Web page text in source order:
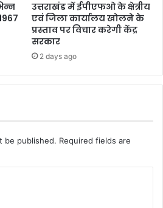
उत्तराखंड में ईपीएफओ के क्षेत्रीय
एवं जिला कार्यालय खोलने के
प्रस्ताव पर विचार करेगी केंद्र
सरकार
2 days ago
be published. Required fields are